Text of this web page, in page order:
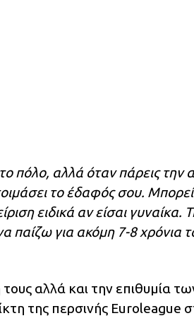
πόλο, αλλά όταν πάρεις
το έδαφός σου.
ειδικά αν είσαι γυναίκα.
παίζω για ακόμη 7-8 χρόνια
αλλά και την επιθυμία
της περσινής Euroleague